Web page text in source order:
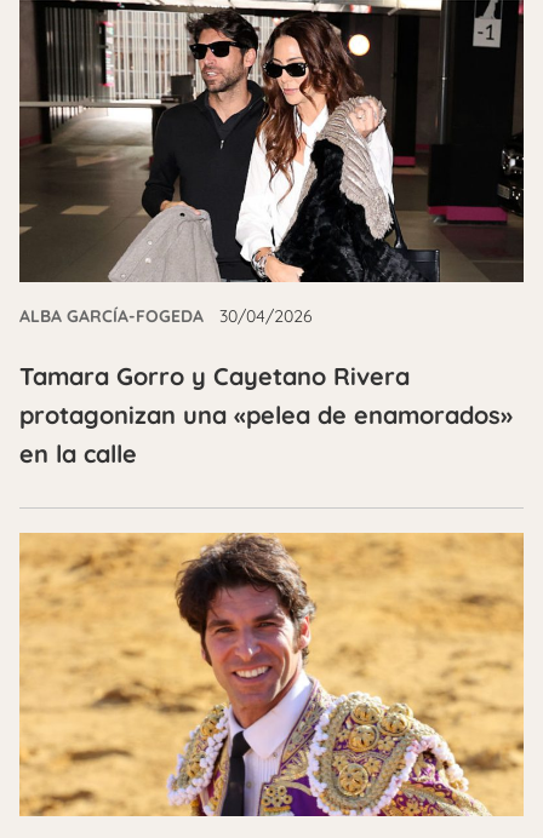
ALBA GARCÍA-FOGEDA 30/04/2026
Tamara Gorro y Cayetano Rivera
protagonizan una «pelea de enamorados»
en la calle